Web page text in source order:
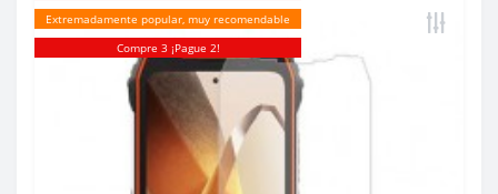
Extremadamente popular, muy recomendable
Compre 3 ¡Pague 2!